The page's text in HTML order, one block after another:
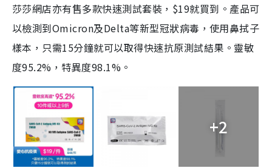
莎莎網店亦有售多款快速測試套裝，$19就買到。產品可
以檢測到Omicron及Delta等新型冠狀病毒，使用鼻拭子
樣本，只需15分鐘就可以取得快速抗原測試結果。靈敏
度95.2%，特異度98.1%。
+2